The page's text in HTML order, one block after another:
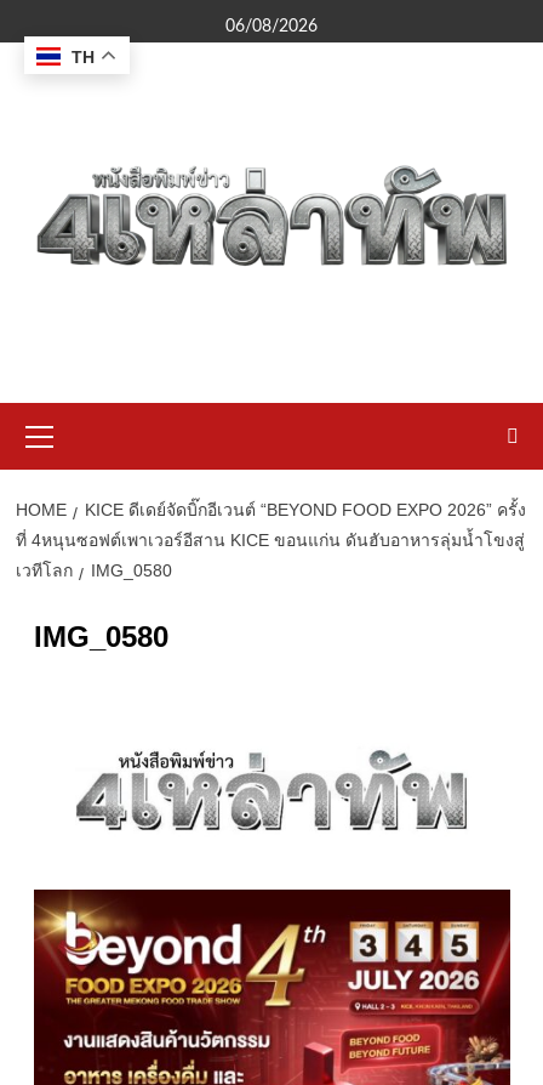
to
content
06/08/2026
Menu
HOME
KICE ดีเดย์จัดบิ๊กอีเวนต์ “BEYOND FOOD EXPO 2026” ครั้ง
ที่ 4หนุนซอฟต์เพาเวอร์อีสาน KICE ขอนแก่น ดันฮับอาหารลุ่มน้ำโขงสู่
เวทีโลก
IMG_0580
IMG_0580
TH